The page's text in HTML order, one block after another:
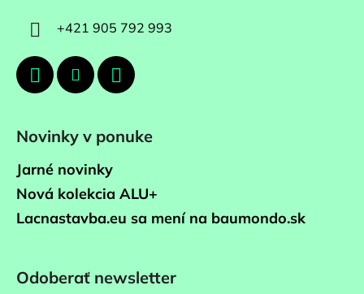
+421 905 792 993
Novinky v ponuke
Jarné novinky
Nová kolekcia ALU+
Lacnastavba.eu sa mení na baumondo.sk
Odoberať newsletter